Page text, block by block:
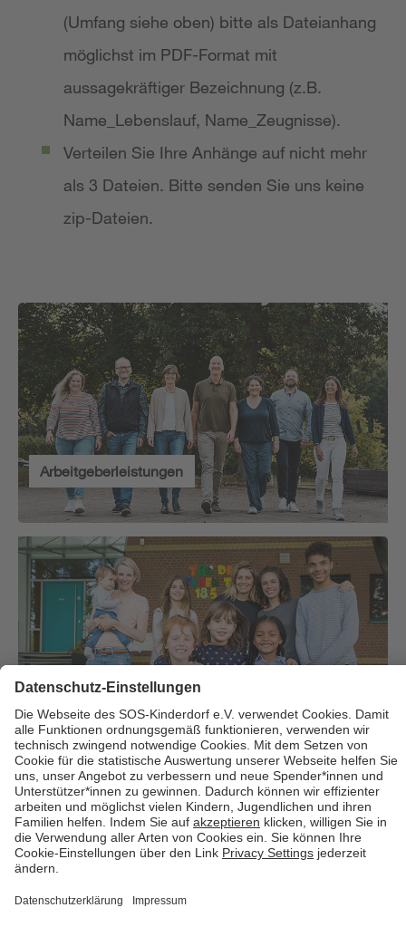
(Umfang siehe oben) bitte als Dateianhang
möglichst im PDF-Format mit
aussagekräftiger Bezeichnung (z.B.
Name_Lebenslauf, Name_Zeugnisse).
Verteilen Sie Ihre Anhänge auf nicht mehr
als 3 Dateien. Bitte senden Sie uns keine
zip-Dateien.
Arbeitgeberleistungen